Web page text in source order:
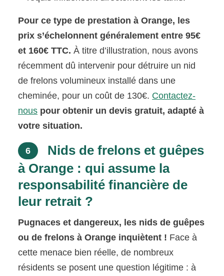
Pour ce type de prestation à Orange, les
prix s’échelonnent généralement entre 95€
et 160€ TTC. À titre d’illustration, nous avons
récemment dû intervenir pour détruire un nid
de frelons volumineux installé dans une
cheminée, pour un coût de 130€. Contactez-
nous pour obtenir un devis gratuit, adapté à
votre situation.
6
Nids de frelons et guêpes
à Orange : qui assume la
responsabilité financière de
leur retrait ?
Pugnaces et dangereux, les nids de guêpes
ou de frelons à Orange inquiètent ! Face à
cette menace bien réelle, de nombreux
résidents se posent une question légitime : à